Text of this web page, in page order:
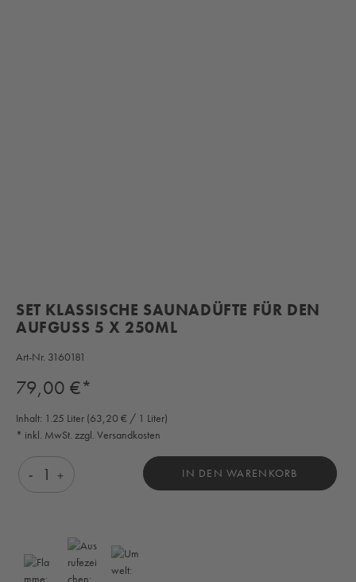
SET KLASSISCHE SAUNADÜFTE FÜR DEN
AUFGUSS 5 X 250ML
Art-Nr. 3160181
Regulärer Preis:
79,00 €*
Inhalt: 1.25 Liter (63,20 € / 1 Liter)
* inkl. MwSt. zzgl. Versandkosten
Produkt Anzahl: Gib den gewünschten Wert ein
IN DEN WARENKORB